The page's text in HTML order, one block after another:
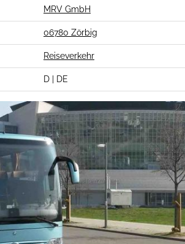
MRV GmbH
06780 Zörbig
Reiseverkehr
D | DE